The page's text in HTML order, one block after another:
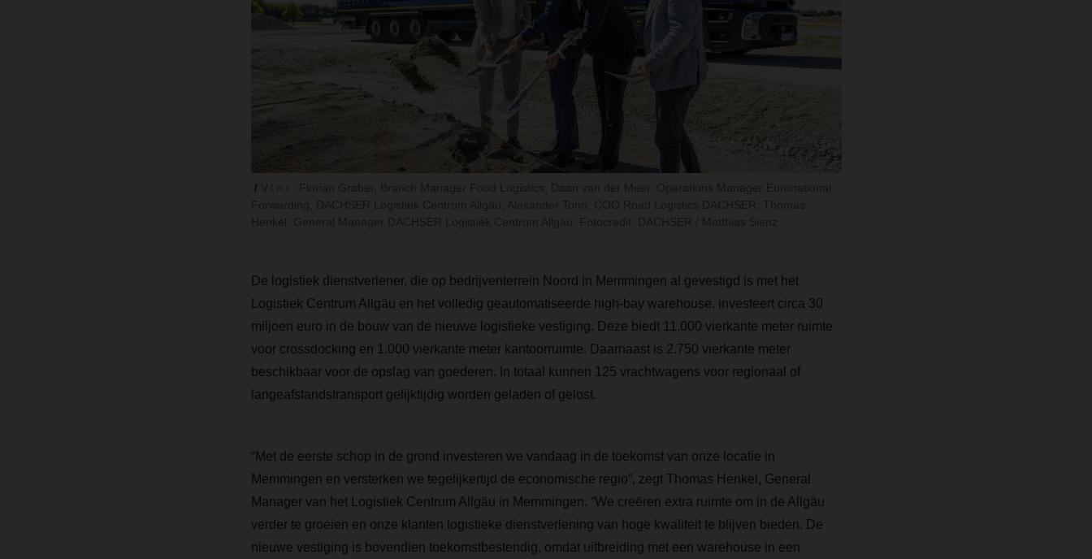
De logistiek dienstverlener, die op bedrijventerrein Noord in Memmingen al gevestigd is met het
Logistiek Centrum Allgäu en het volledig geautomatiseerde high-bay warehouse, investeert circa 30
miljoen euro in de bouw van de nieuwe logistieke vestiging. Deze biedt 11.000 vierkante meter ruimte
voor crossdocking en 1.000 vierkante meter kantoorruimte. Daarnaast is 2.750 vierkante meter
beschikbaar voor de opslag van goederen. In totaal kunnen 125 vrachtwagens voor regionaal of
langeafstandstransport gelijktijdig worden geladen of gelost.
“Met de eerste schop in de grond investeren we vandaag in de toekomst van onze locatie in
Memmingen en versterken we tegelijkertijd de economische regio”, zegt Thomas Henkel, General
Manager van het Logistiek Centrum Allgäu in Memmingen. “We creëren extra ruimte om in de Allgäu
verder te groeien en onze klanten logistieke dienstverlening van hoge kwaliteit te blijven bieden. De
nieuwe vestiging is bovendien toekomstbestendig, omdat uitbreiding met een warehouse in een